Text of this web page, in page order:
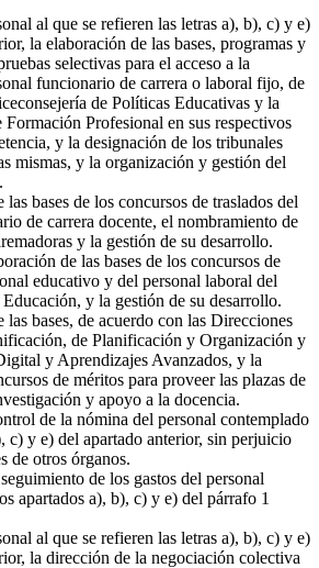
al que se refieren las letras a), b), c) y e)
la elaboración de las bases, programas y
selectivas para el acceso a la
funcionario de carrera o laboral fijo, de
de Políticas Educativas y la
Formación Profesional en sus respectivos
y la designación de los tribunales
mismas, y la organización y gestión del
bases de los concursos de traslados del
de carrera docente, el nombramiento de
y la gestión de su desarrollo.
de las bases de los concursos de
educativo y del personal laboral del
y la gestión de su desarrollo.
las bases, de acuerdo con las Direcciones
de Planificación y Organización y
y Aprendizajes Avanzados, y la
de méritos para proveer las plazas de
y apoyo a la docencia.
de la nómina del personal contemplado
c) y e) del apartado anterior, sin perjuicio
de otros órganos.
de los gastos del personal
apartados a), b), c) y e) del párrafo 1
al que se refieren las letras a), b), c) y e)
la dirección de la negociación colectiva